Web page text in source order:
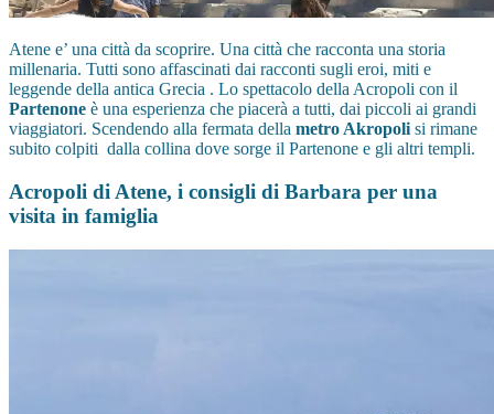
Atene e’ una città da scoprire. Una città che racconta una storia
millenaria. Tutti sono affascinati dai racconti sugli eroi, miti e
leggende della antica Grecia . Lo spettacolo della Acropoli con il
Partenone è una esperienza che piacerà a tutti, dai piccoli ai grandi
viaggiatori. Scendendo alla fermata della metro Akropoli si rimane
subito colpiti dalla collina dove sorge il Partenone e gli altri templi.
Acropoli di Atene, i consigli di Barbara per una
visita in famiglia